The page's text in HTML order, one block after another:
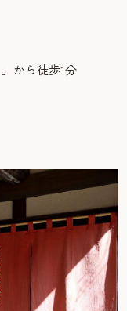
から徒歩1分